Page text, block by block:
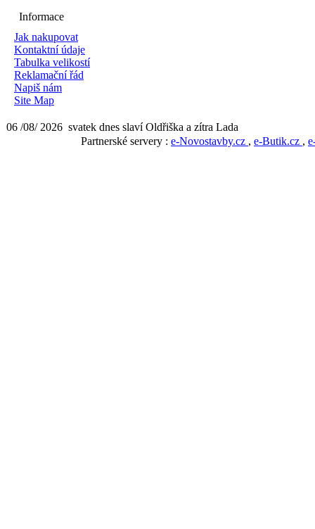
Informace
Jak nakupovat
Kontaktní údaje
Tabulka velikostí
Reklamační řád
Napiš nám
Site Map
06 /08/ 2026 svatek dnes slaví Oldřiška a zítra Lada
Partnerské servery : e-Novostavby.cz , e-Butik.cz ,